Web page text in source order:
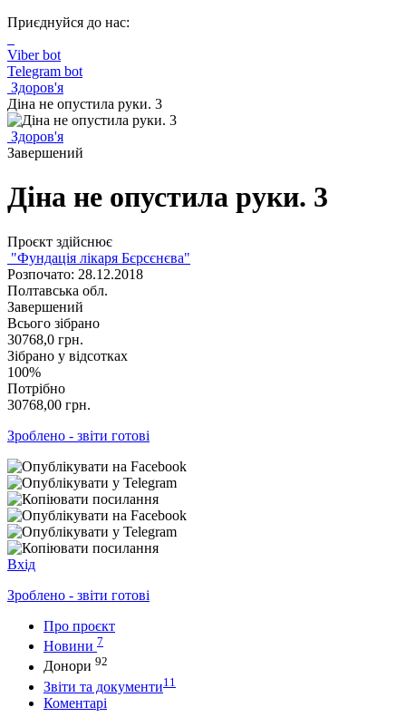
Приєднуйся до нас:
Viber bot
Telegram bot
Здоров'я
Діна не опустила руки. 3
Здоров'я
Завершений
Діна не опустила руки. 3
Проєкт здійснює
"Фундація лікаря Бєрсєнєва"
Розпочато: 28.12.2018
Полтавська обл.
Завершений
Всього зібрано
30768,0 грн.
Зібрано у відсотках
100%
Потрібно
30768,00 грн.
Зроблено - звіти готові
Вхід
Зроблено - звіти готові
Про проєкт
Новини 7
Донори 92
Звіти та документи11
Коментарі